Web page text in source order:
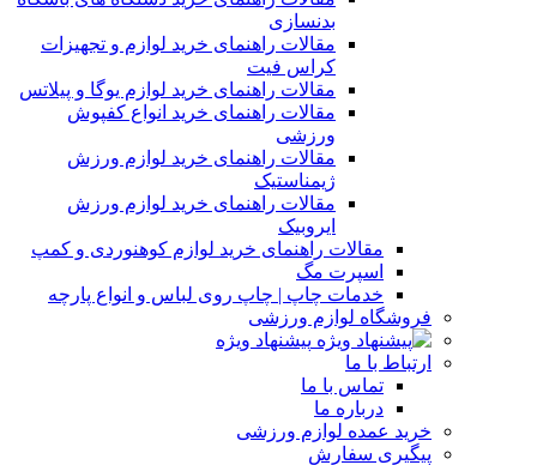
بدنسازی
مقالات راهنمای خرید لوازم و تجهیزات
کراس فیت
مقالات راهنمای خرید لوازم یوگا و پیلاتس
مقالات راهنمای خرید انواع کفپوش
ورزشی
مقالات راهنمای خرید لوازم ورزش
ژیمناستیک
مقالات راهنمای خرید لوازم ورزش
ایروبیک
مقالات راهنمای خرید لوازم کوهنوردی و کمپ
اسپرت مگ
خدمات چاپ | چاپ روی لباس و انواع پارچه
فروشگاه لوازم ورزشی
پیشنهاد ویژه
ارتباط با ما
تماس با ما
درباره ما
خرید عمده لوازم ورزشی
پیگیری سفارش